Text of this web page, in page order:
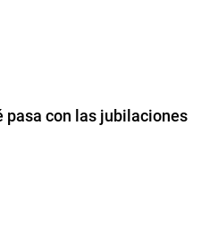
pasa con las jubilaciones